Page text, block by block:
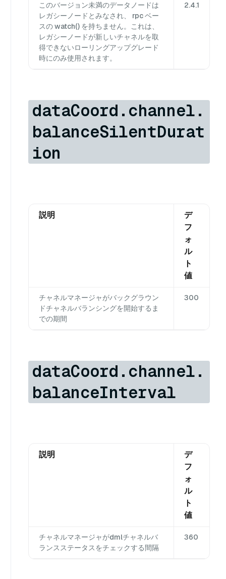
このバージョン未満のデータノードは
レガシーノードとみなされ、 rpc ベー
スの watch() を持ちません。これは、
レガシーノードが新しいチャネルを取
得できないローリングアップグレード
時にのみ使用されます。
2.4.1
dataCoord.channel.
balanceSilentDurat
ion
説明
デ
フ
ォ
ル
ト
値
チャネルマネージャがバックグラウン
ドチャネルバランシングを開始するま
での期間
300
dataCoord.channel.
balanceInterval
説明
デ
フ
ォ
ル
ト
値
チャネルマネージャがdmlチャネルバ
ランスステータスをチェックする間隔
360